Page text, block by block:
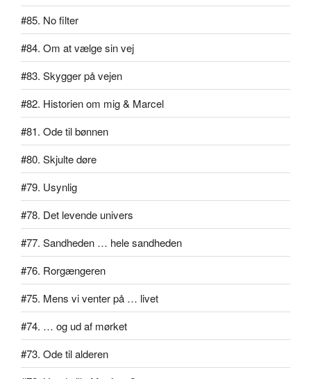
#85. No filter
#84. Om at vælge sin vej
#83. Skygger på vejen
#82. Historien om mig & Marcel
#81. Ode til bønnen
#80. Skjulte døre
#79. Usynlig
#78. Det levende univers
#77. Sandheden … hele sandheden
#76. Rorgængeren
#75. Mens vi venter på … livet
#74. … og ud af mørket
#73. Ode til alderen